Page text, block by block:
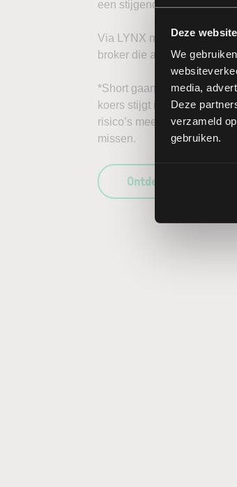
Deze
We
media,
Deze
verzameld
gebruiken.
een stijgende koers door
Via LYNX maakt u de
broker die
*Short gaan in bijvoorbeeld
koers stijgt in plaats van
risico’s mee te wegen in
missen.
Ontdek wat LYNX